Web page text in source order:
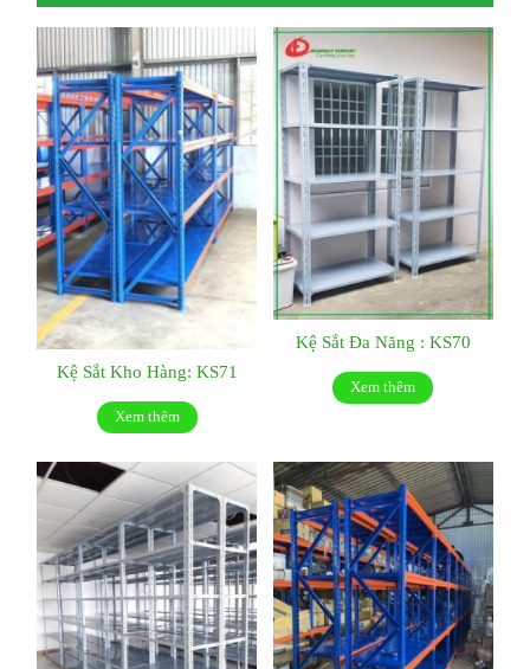
Kệ Sắt Kho Hàng: KS71
Xem thêm
Kệ Sắt Đa Năng : KS70
Xem thêm